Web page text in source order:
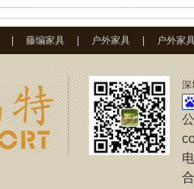
藤编家具 户外家具 户外家
深